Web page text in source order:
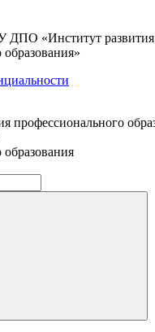
ДПО «Институт развития